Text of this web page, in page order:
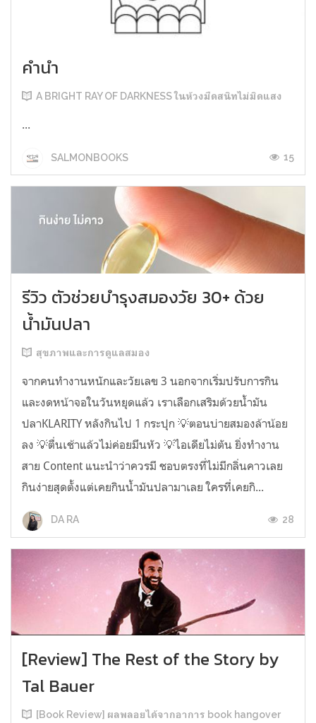
คำนำ
A BRIGHT RAY OF DARKNESS ในห้วงมืดสนิทไม่มิดแสง
...
SALMONBOOKS 15
รีวิว ตัวช่วยบำรุงสมองวัย 30+ ด้วย
น้ำมันปลา
สุขภาพและการดูแลสมอง
จากคนทำงานหนักและวัยเลข 3 นอกจากเริ่มปรับการกิน
และงดหน้าจอในวันหยุดแล้ว เราเลือกเสริมด้วยน้ำมัน
ปลาKLARITY หลังกินไป 1 กระปุก 💡ตอนบ่ายสมองล้าน้อย
ลง 💡ตื่นเช้าแล้วไม่ค่อยมึนหัว 💡ไอเดียไม่ตัน ยิ่งทำงาน
สาย Content แนะนำว่าควรมี ชอบตรงที่ไม่มีกลิ่นคาวเลย
กินง่ายสุดตั้งแต่เคยกินน้ำมันปลามาเลย ใครที่เคยกิ...
DA RA 28
[Review] The Rest of the Story by
Tal Bauer
[Book Review] ผลพลอยได้จากอาการ book hangover